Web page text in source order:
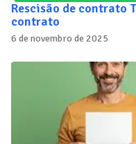
Rescisão de contrato
contrato
6 de novembro de 2025